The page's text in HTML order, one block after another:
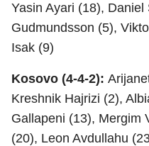
Yasin Ayari (18), Daniel
Gudmundsson (5),
Isak (9)
Kosovo (4-4-2):
Kreshnik Hajrizi (2),
Gallapeni (13), Mergim
(20), Leon Avdullahu